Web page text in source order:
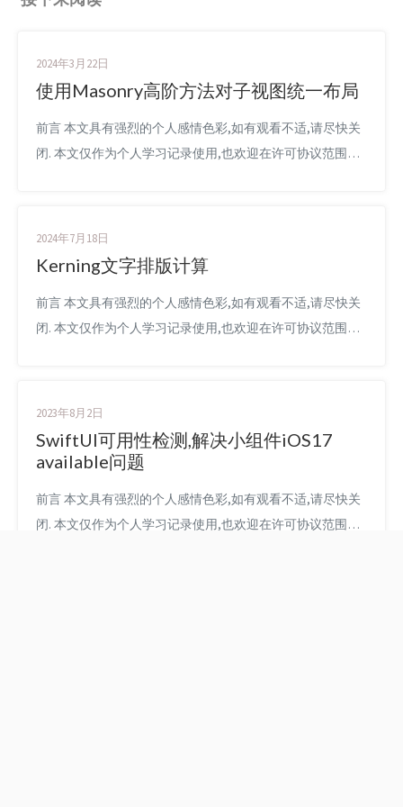
2024年3月22日
使用Masonry高阶方法对子视图统一布局
前言 本文具有强烈的个人感情色彩,如有观看不适,请尽快关
闭. 本文仅作为个人学习记录使用,也欢迎在许可协议范围内
出现和消失不是按照指定的时序发生,比如 上面这三个入口,
出现的时机不区分先后,但是出现的顺序是固定的...
2024年7月18日
Kerning文字排版计算
前言 本文具有强烈的个人感情色彩,如有观看不适,请尽快关
闭. 本文仅作为个人学习记录使用,也欢迎在许可协议范围内
题 1 2 3 4 5 6 7 8 9 10 11 12 13 14 15 16 17 18 19 20...
2023年8月2日
SwiftUI可用性检测,解决小组件iOS17
available问题
前言 本文具有强烈的个人感情色彩,如有观看不适,请尽快关
闭. 本文仅作为个人学习记录使用,也欢迎在许可协议范围内